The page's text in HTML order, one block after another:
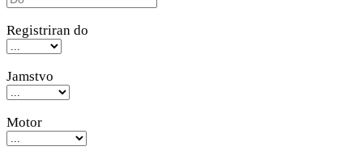
Registriran do
Jamstvo
Motor